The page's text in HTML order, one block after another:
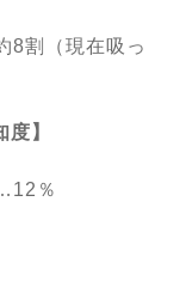
8割（現在吸っ
】
％